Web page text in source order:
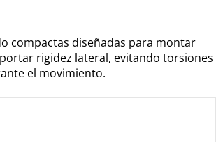
compactas diseñadas para montar
rigidez lateral, evitando torsiones
el movimiento.